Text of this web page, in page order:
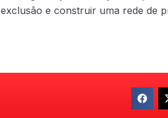
e construir uma rede de